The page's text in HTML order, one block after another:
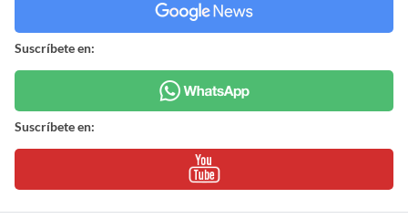
Suscríbete en:
Suscríbete en: